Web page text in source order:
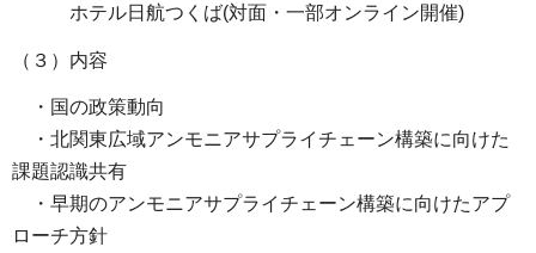
ホテル日航つくば(対面・一部オンライン開催)
（３）内容
・国の政策動向
・北関東広域アンモニアサプライチェーン構築に向けた
課題認識共有
・早期のアンモニアサプライチェーン構築に向けたアプ
ローチ方針